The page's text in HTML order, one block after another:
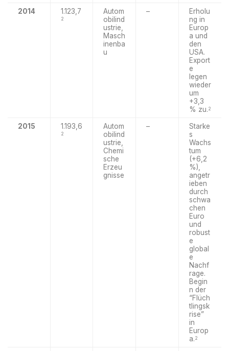
2014 1.123,7
2
Autom
obilind
ustrie,
Masch
inenba
u
–
Erholu
ng in
Europ
a und
den
USA.
Export
e
legen
wieder
um
+3,3
% zu. 2
2015 1.193,6
2
Autom
obilind
ustrie,
Chemi
sche
Erzeu
gnisse
–
Starke
s
Wachs
tum
(+6,2
%),
angetr
ieben
durch
schwa
chen
Euro
und
robust
e
global
e
Nachf
rage.
Begin
n der
“Flüch
tlingsk
rise”
in
Europ
a. 2